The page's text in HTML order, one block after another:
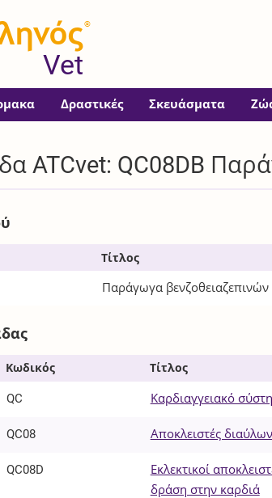
®
Vet
Δραστικές Σκευάσματα
ATCvet: QC08DB
Τίτλος
Παράγωγα βενζοθειαζεπινών
Κωδικός Τίτλος
QC Καρδιαγγειακό
QC08 Αποκλειστές
QC08D
Εκλεκτικοί
δράση στην καρδιά